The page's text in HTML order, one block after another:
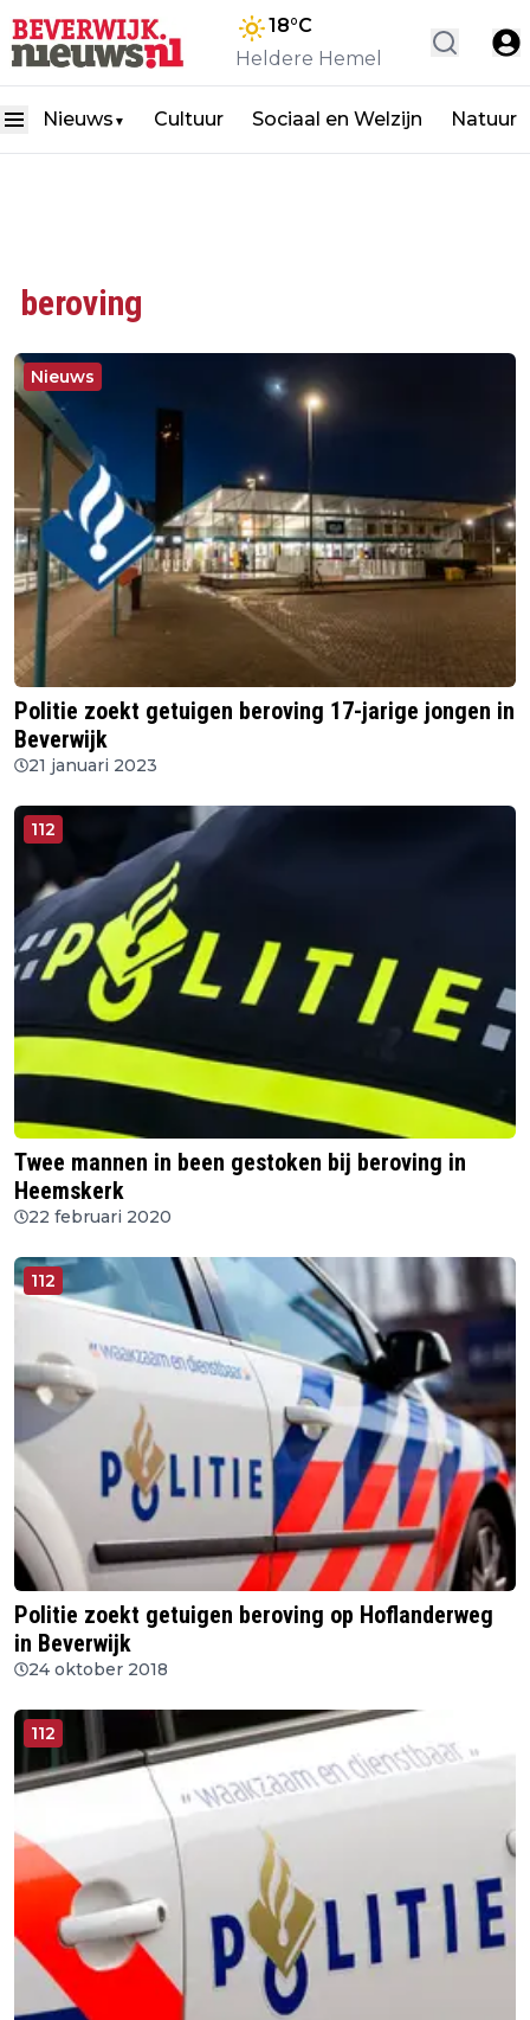
18°C
Heldere Hemel
Nieuws ▼ Cultuur Sociaal en Welzijn Natuur
beroving
Nieuws
Politie zoekt getuigen beroving 17-jarige jongen in
Beverwijk
21 januari 2023
112
Twee mannen in been gestoken bij beroving in
Heemskerk
22 februari 2020
112
Politie zoekt getuigen beroving op Hoflanderweg
in Beverwijk
24 oktober 2018
112